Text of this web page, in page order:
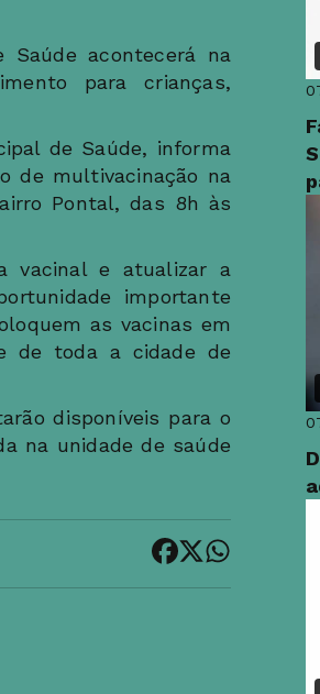
Saúde acontecerá na
para crianças,
de Saúde, informa
de multivacinação na
Pontal, das 8h às
vacinal e atualizar a
importante
as vacinas em
de toda a cidade de
disponíveis para o
na unidade de saúde